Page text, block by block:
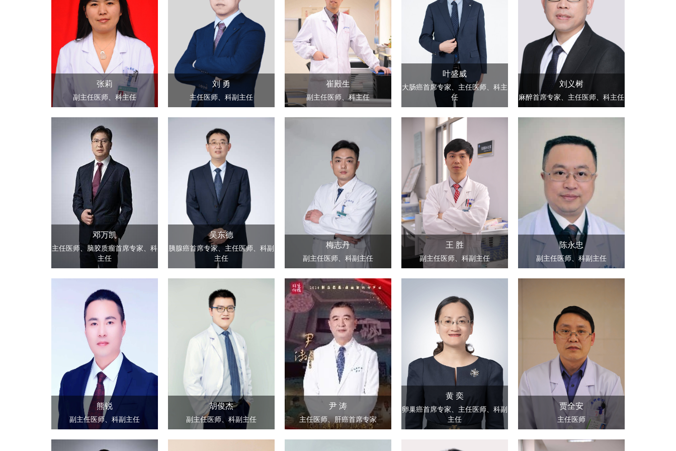
张莉
副主任医师、科主任
刘 勇
主任医师、科副主任
崔殿生
副主任医师、科主任
叶盛威
大肠癌首席专家、主任医师、科主
任
刘义树
麻醉首席专家、主任医师、科主任
邓万凯
主任医师、脑胶质瘤首席专家、科
主任
吴东德
胰腺癌首席专家、主任医师、科副
主任
梅志丹
副主任医师、科副主任
王 胜
副主任医师、科副主任
陈永忠
副主任医师、科副主任
熊锐
副主任医师、科副主任
胡俊杰
副主任医师、科副主任
尹 涛
主任医师、肝癌首席专家
黄 奕
卵巢癌首席专家、主任医师、科副
主任
贾全安
主任医师